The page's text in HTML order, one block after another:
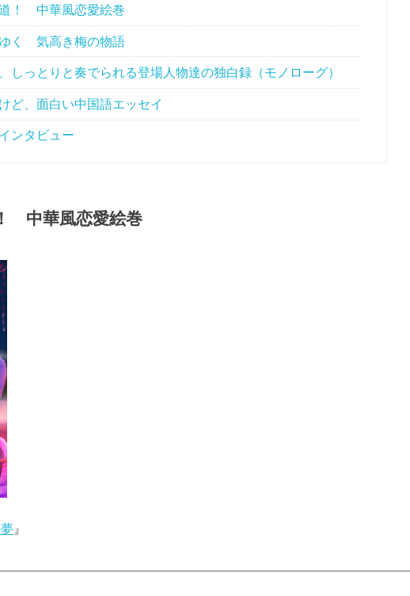
！ 中華風恋愛絵巻
く 気高き梅の物語
しっとりと奏でられる登場人物達の独白録（モノローグ）
ど、面白い中国語エッセイ
ンタビュー
中華風恋愛絵巻
』